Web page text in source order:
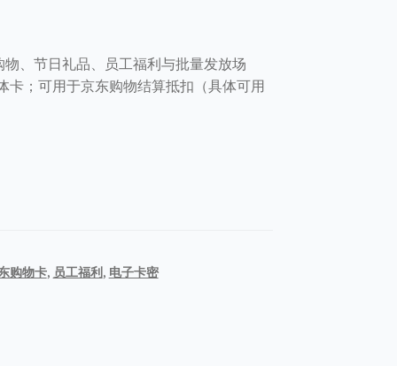
物、节日礼品、员工福利与批量发放场
卡；可用于京东购物结算抵扣（具体可用
购物卡, 员工福利, 电子卡密